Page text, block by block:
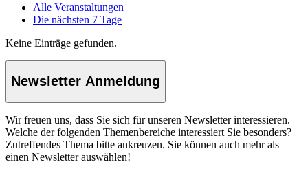
Alle Veranstaltungen
Die nächsten 7 Tage
Keine Einträge gefunden.
Newsletter Anmeldung
Wir freuen uns, dass Sie sich für unseren Newsletter interessieren.
Welche der folgenden Themenbereiche interessiert Sie besonders?
Zutreffendes Thema bitte ankreuzen. Sie können auch mehr als
einen Newsletter auswählen!